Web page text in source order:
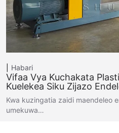
Habari
Vifaa Vya Kuchakata
Kuelekea Siku Zijazo
Kwa kuzingatia zaidi maendeleo
umekuwa…